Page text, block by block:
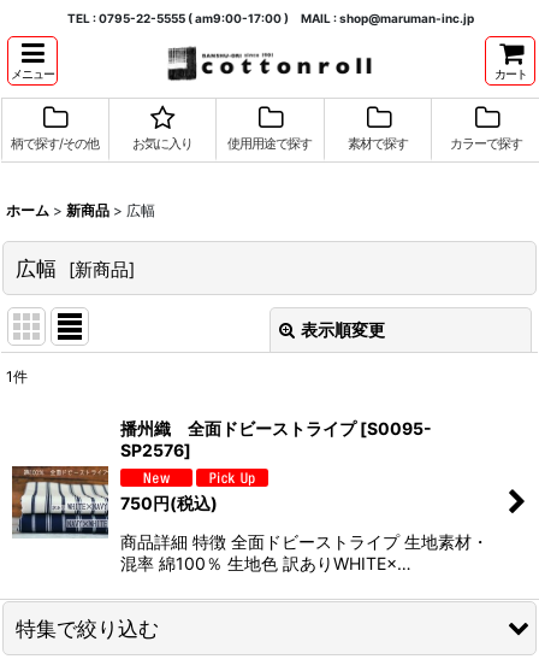
TEL : 0795-22-5555 ( am9:00-17:00 ) MAIL : shop@maruman-inc.jp
メニュー カート
柄で探す/その他 お気に入り 使用用途で探す 素材で探す カラーで探す
ホーム > 新商品 > 広幅
広幅 [新商品]
表示順変更
並び順:
絞り込む
1件
播州織 全面ドビーストライプ [S0095-
SP2576]
750円(税込)
商品詳細 特徴 全面ドビーストライプ 生地素材・
混率 綿100％ 生地色 訳ありWHITE×…
特集で絞り込む